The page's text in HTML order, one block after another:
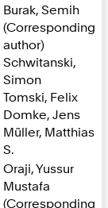
Burak, Semih
(Corresponding
author)
Schwitanski,
Simon
Tomski, Felix
Domke, Jens
Müller, Matthias
S.
Oraji, Yussur
Mustafa
(Corresponding